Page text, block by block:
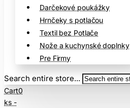
Darčekové poukážky
Hrnčeky s potlačou
Textil bez Potlače
Nože a kuchynské doplnky
Pre Firmy
Search entire store...
Cart0
ks -